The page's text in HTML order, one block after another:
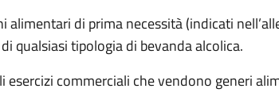
alimentari di prima necessità (indicati
qualsiasi tipologia di bevanda alcolica.
esercizi commerciali che vendono generi